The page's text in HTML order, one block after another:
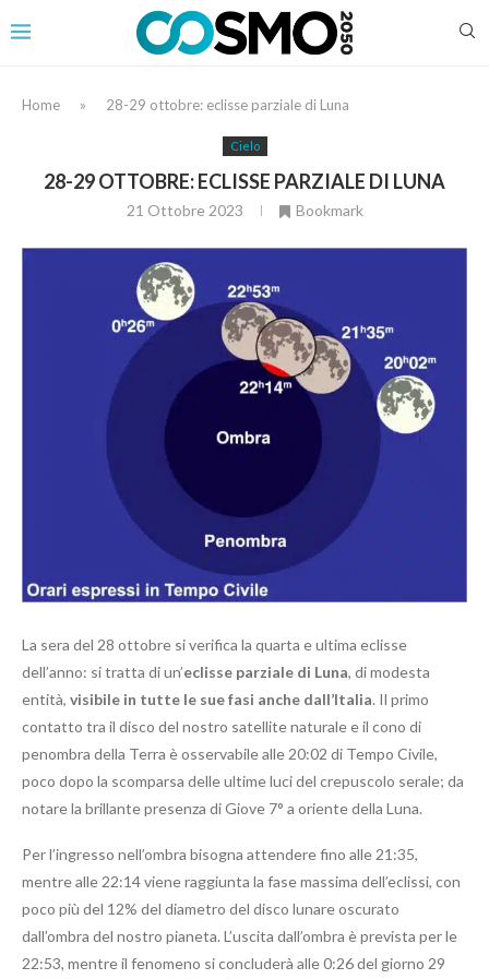
Home » 28-29 ottobre: eclisse parziale di Luna
Cielo
28-29 OTTOBRE: ECLISSE PARZIALE DI LUNA
21 Ottobre 2023 Bookmark
La sera del 28 ottobre si verifica la quarta e ultima eclisse
dell’anno: si tratta di un’eclisse parziale di Luna, di modesta
entità, visibile in tutte le sue fasi anche dall’Italia. Il primo
contatto tra il disco del nostro satellite naturale e il cono di
penombra della Terra è osservabile alle 20:02 di Tempo Civile,
poco dopo la scomparsa delle ultime luci del crepuscolo serale; da
notare la brillante presenza di Giove 7° a oriente della Luna.
Per l’ingresso nell’ombra bisogna attendere fino alle 21:35,
mentre alle 22:14 viene raggiunta la fase massima dell’eclissi, con
poco più del 12% del diametro del disco lunare oscurato
dall’ombra del nostro pianeta. L’uscita dall’ombra è prevista per le
22:53, mentre il fenomeno si concluderà alle 0:26 del giorno 29